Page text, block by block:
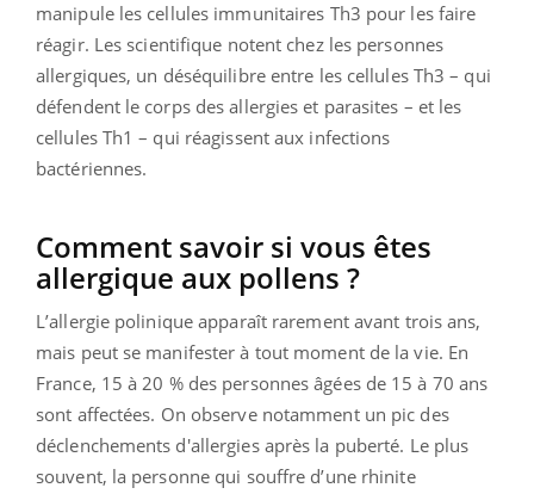
manipule les cellules immunitaires Th3 pour les faire
réagir. Les scientifique notent chez les personnes
allergiques, un déséquilibre entre les cellules Th3 – qui
défendent le corps des allergies et parasites – et les
cellules Th1 – qui réagissent aux infections
bactériennes.
Comment savoir si vous êtes
allergique aux pollens ?
L’allergie polinique apparaît rarement avant trois ans,
mais peut se manifester à tout moment de la vie. En
France, 15 à 20 % des personnes âgées de 15 à 70 ans
sont affectées. On observe notamment un pic des
déclenchements d'allergies après la puberté. Le plus
souvent, la personne qui souffre d’une rhinite